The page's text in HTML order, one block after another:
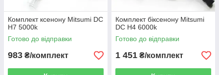
Комплект ксенону Mitsumi DC
H7 5000k
Готово до відправки
983 ₴/комплект
Комплект біксенону Mitsumi
DC H4 6000k
Готово до відправки
1 451 ₴/комплект